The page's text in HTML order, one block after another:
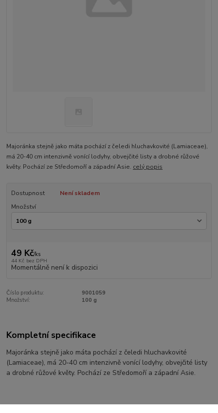
Majoránka stejně jako máta pochází z čeledi hluchavkovité (Lamiaceae),
má 20-40 cm intenzivně vonící lodyhy, obvejčité listy a drobné růžové
květy. Pochází ze Středomoří a západní Asie. celý popis
Dostupnost
Není skladem
Množství
49 Kč/ks
44 Kč bez DPH
Momentálně není k dispozici
Číslo produktu:
9001059
Množství:
100 g
Kompletní specifikace
Majoránka stejně jako máta pochází z čeledi hluchavkovité
(Lamiaceae), má 20-40 cm intenzivně vonící lodyhy, obvejčité listy
a drobné růžové květy. Pochází ze Středomoří a západní Asie.